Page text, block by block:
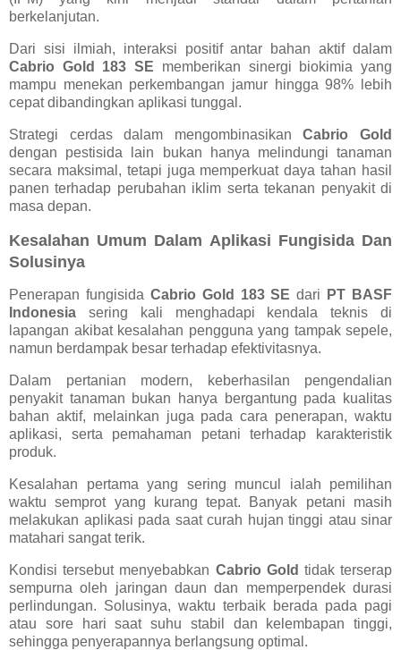
berkelanjutan.
Dari sisi ilmiah, interaksi positif antar bahan aktif dalam
Cabrio Gold 183 SE memberikan sinergi biokimia yang
mampu menekan perkembangan jamur hingga 98% lebih
cepat dibandingkan aplikasi tunggal.
Strategi cerdas dalam mengombinasikanCabrio Gold
dengan pestisida lain bukan hanya melindungi tanaman
secara maksimal, tetapi juga memperkuat daya tahan hasil
panen terhadap perubahan iklim serta tekanan penyakit di
masa depan.
Kesalahan Umum Dalam Aplikasi Fungisida Dan
Solusinya
Penerapan fungisida Cabrio Gold 183 SEdari
PT BASF
Indonesia sering kali menghadapi kendala teknis di
lapangan akibat kesalahan pengguna yang tampak sepele,
namun berdampak besar terhadap efektivitasnya.
Dalam pertanian modern, keberhasilan pengendalian
penyakit tanaman bukan hanya bergantung pada kualitas
bahan aktif, melainkan juga pada cara penerapan, waktu
aplikasi, serta pemahaman petani terhadap karakteristik
produk.
Kesalahan pertama yang sering muncul ialah pemilihan
waktu semprot yang kurang tepat. Banyak petani masih
melakukan aplikasi pada saat curah hujan tinggi atau sinar
matahari sangat terik.
Kondisi tersebut menyebabkan Cabrio Gold tidak terserap
sempurna oleh jaringan daun dan memperpendek durasi
perlindungan. Solusinya, waktu terbaik berada pada pagi
atau sore hari saat suhu stabil dan kelembapan tinggi,
sehingga penyerapannya berlangsung optimal.